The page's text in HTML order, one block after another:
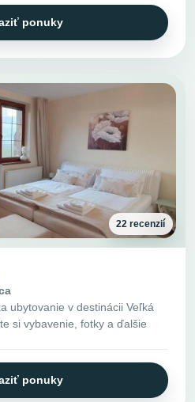
ponuky
22 recenzií
ubytovanie v destinácii Veľká
si vybavenie, fotky a ďalšie
ponuky